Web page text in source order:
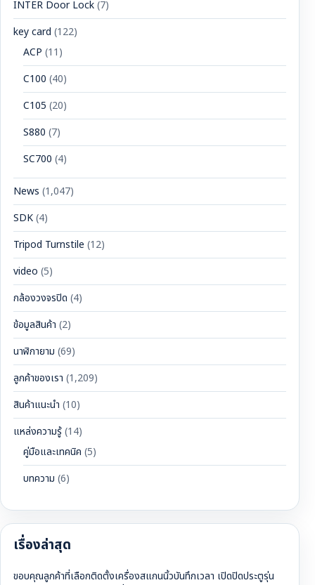
INTER Door Lock(7)
key card (122)
ACP (11)
C100 (40)
C105 (20)
S880 (7)
SC700 (4)
News (1,047)
SDK(4)
Tripod Turnstile (12)
video (5)
กล้องวงจรปิด (4)
ข้อมูลสินค้า (2)
นาฬิกายาม (69)
ลูกค้าของเรา (1,209)
สินค้าแนะนำ (10)
แหล่งความรู้(14)
คู่มือและเทคนิค (5)
บทความ (6)
เรื่องล่าสุด
ขอบคุณลูกค้าที่เลือกติดตั้งเครื่องสแกนนิ้วบันทึกเวลา เปิดปิดประตูรุ่น